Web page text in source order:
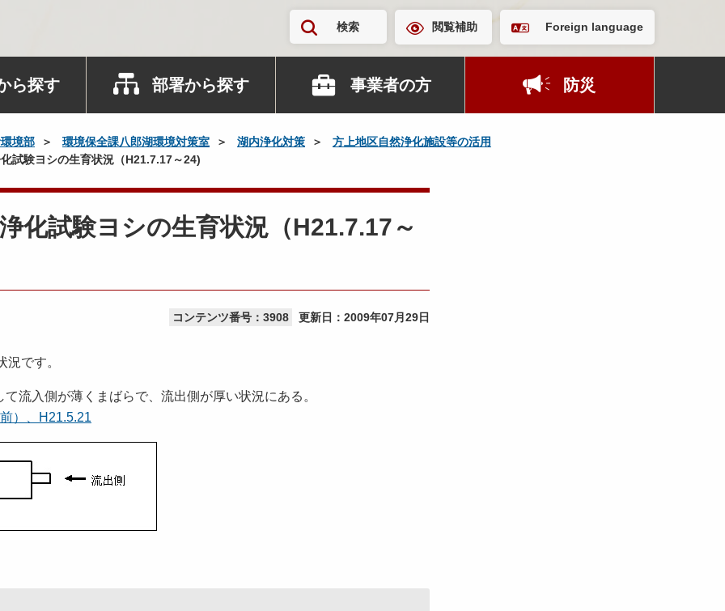
検索 閲覧補助 Foreign language
ら探す 部署から探す 事業者の方 防災
境部 環境保全課八郎湖環境対策室 湖内浄化対策
方上地区自然浄化施設等の活用
試験ヨシの生育状況（H21.7.17～24)
化試験ヨシの生育状況（H21.7.17～
コンテンツ番号：3908 更新日： 2009年07月29日
です。
流入側が薄くまばらで、流出側が厚い状況にある。
）、H21.5.21